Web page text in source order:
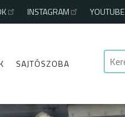
SAJTÓSZOBA
INSTAGRAM YOUTUBE